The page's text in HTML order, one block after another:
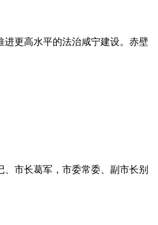
进更高水平的法治咸宁建设。赤壁
市长葛军，市委常委、副市长别